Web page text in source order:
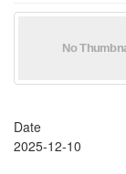
Date
2025-12-10